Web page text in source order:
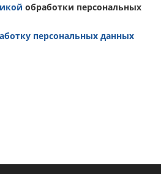
обработки персональных
персональных данных